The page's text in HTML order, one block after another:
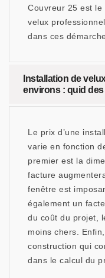
Couvreur 25 est
velux
dans ces
Installation de
environs : quid
Le prix d’une
varie en fonction
premier est la
facture
fenêtre est
également un
du coût du projet,
moins chers.
construction qui
dans le calcul du